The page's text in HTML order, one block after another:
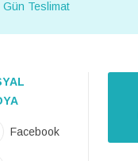
Gün Teslimat
Facebook